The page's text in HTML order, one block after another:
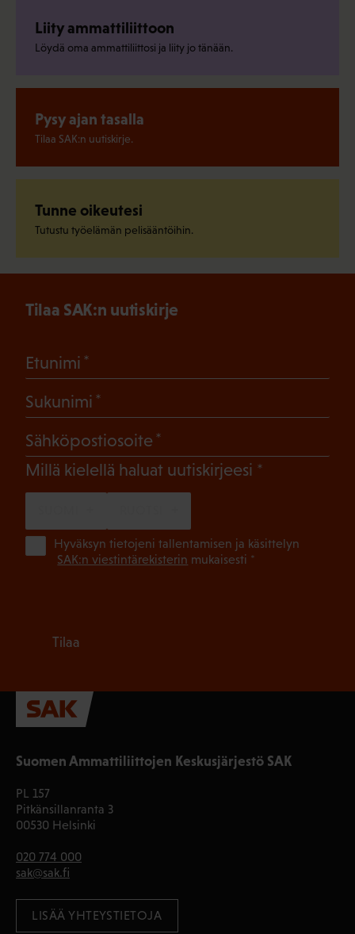
Liity ammattiliittoon
Löydä oma ammattiliittosi ja liity jo tänään.
Pysy ajan tasalla
Tilaa SAK:n uutiskirje.
Tunne oikeutesi
Tutustu työelämän pelisääntöihin.
Suomen Ammattiliittojen Keskusjärjestö SAK
PL 157
Pitkänsillanranta 3
00530 Helsinki
020 774 000
sak@sak.fi
LISÄÄ YHTEYSTIETOJA
Tilaa SAK:n uutiskirje
Etunimi
Sukunimi
Sähköpostiosoite
Millä kielellä haluat uutiskirjeesi (Pakollinen)
Hyväksyn tietojeni tallentamisen ja käsittelyn
SAK:n viestintärekisterin mukaisesti *
Tilaa